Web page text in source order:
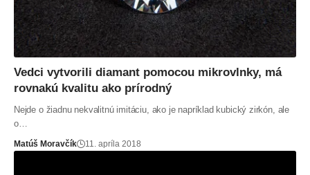
Vedci vytvorili diamant pomocou mikrovlnky, má
rovnakú kvalitu ako prírodný
Nejde o žiadnu nekvalitnú imitáciu, ako je napríklad kubický zirkón, ale
o…
Matúš Moravčík 11. apríla 2018